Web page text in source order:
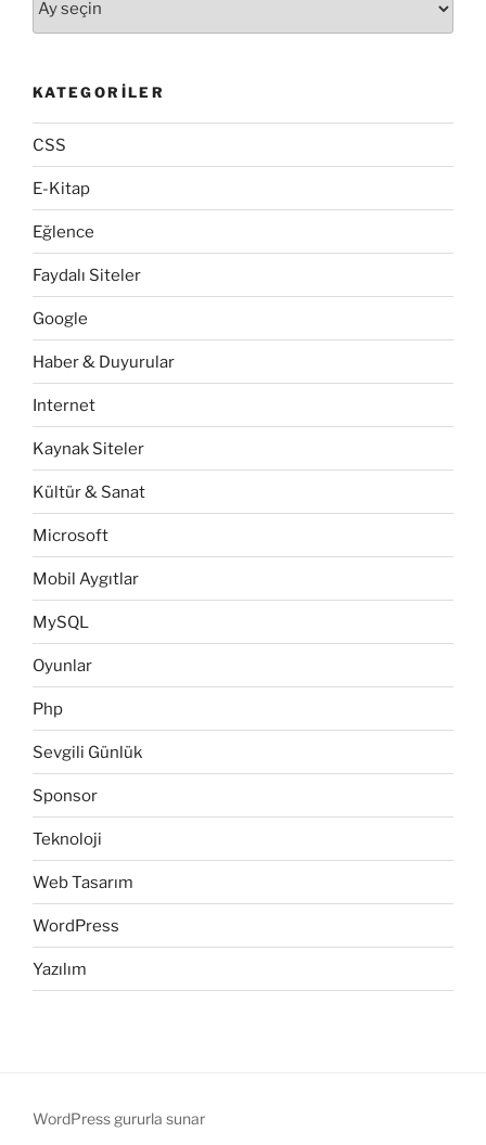
KATEGORILER
CSS
E-Kitap
Eğlence
Faydalı Siteler
Google
Haber & Duyurular
Internet
Kaynak Siteler
Kültür & Sanat
Microsoft
Mobil Aygıtlar
MySQL
Oyunlar
Php
Sevgili Günlük
Sponsor
Teknoloji
Web Tasarım
WordPress
Yazılım
WordPress gururla sunar